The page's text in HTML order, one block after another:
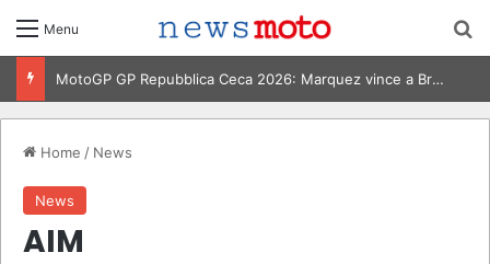
Menu
MotoGP Ungheria 2026: vittoria Marquez, risultati e classifiche
Home / News
News
AIM